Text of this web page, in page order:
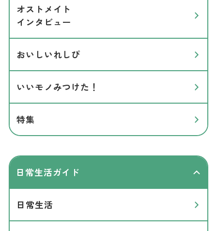
オストメイト
インタビュー
おいしいれしぴ
いいモノみつけた！
特集
日常生活ガイド
日常生活